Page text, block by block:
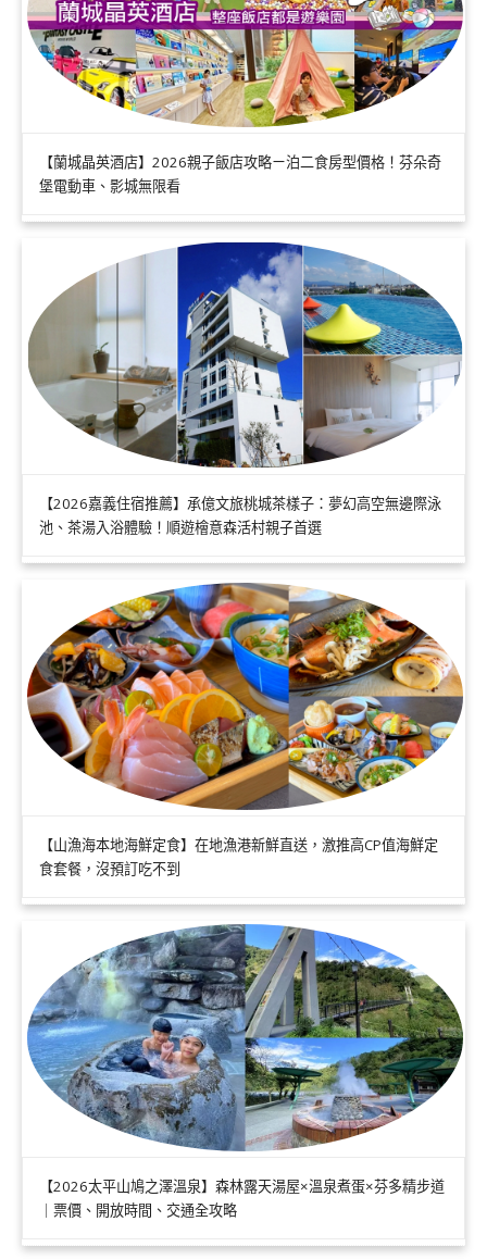
【蘭城晶英酒店】2026親子飯店攻略ㄧ泊二食房型價格！芬朵奇
堡電動車、影城無限看
【2026嘉義住宿推薦】承億文旅桃城茶樣子：夢幻高空無邊際泳
池、茶湯入浴體驗！順遊檜意森活村親子首選
【山漁海本地海鮮定食】在地漁港新鮮直送，激推高CP值海鮮定
食套餐，沒預訂吃不到
【2026太平山鳩之澤溫泉】森林露天湯屋×溫泉煮蛋×芬多精步道
｜票價、開放時間、交通全攻略